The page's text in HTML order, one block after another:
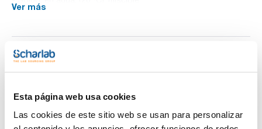
Esta página web usa cookies
Las cookies de este sitio web se usan para personalizar
- Partida arancelaria: 3822 00 00 00
pH a 20 °C: 10,00
incertidumbre: ± 0,01
La composición por litro es 2,4g Sodio carbonato y 2,1 g
Sodio hidrógeno carbonato
Soluciones tampón patrón se preparan usando
procedimientos gravimétricos y volumétricos. El valor de
lote se determina por medición con un electrodo de vidrio
combinado calibrado con 2 puntos de acuerdo a DIN
Ver más
Te puede interesar